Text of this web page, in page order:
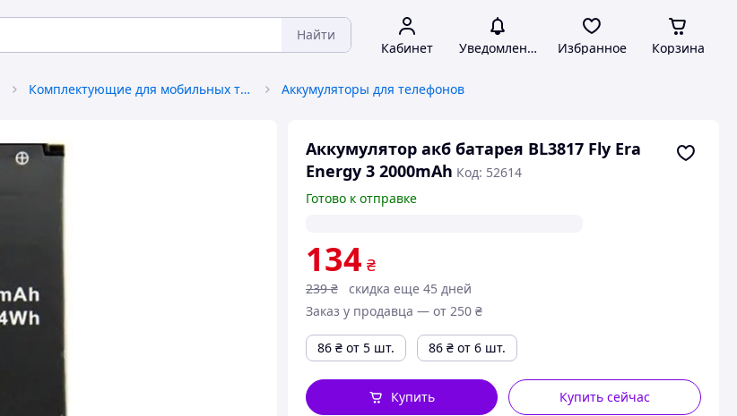
Найти
Кабинет Уведомления Избранное Корзина
Комплектующие для мобильных телефонов Аккумуляторы для телефонов
Аккумулятор акб батарея BL3817 Fly Era
Energy 3 2000mAh Код: 52614
Готово к отправке
134 ₴
239 ₴
скидка еще 45 дней
Заказ у продавца — от 250 ₴
86 ₴ от 5 шт. 86 ₴ от 6 шт.
Купить сейчас
Купить